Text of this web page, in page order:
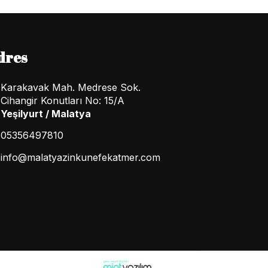
Karakavak Mah. Medrese Sok.
Cihangir Konutları No: 15/A
Yeşilyurt / Malatya
05356497810
info@malatyazinkunefekatmer.com